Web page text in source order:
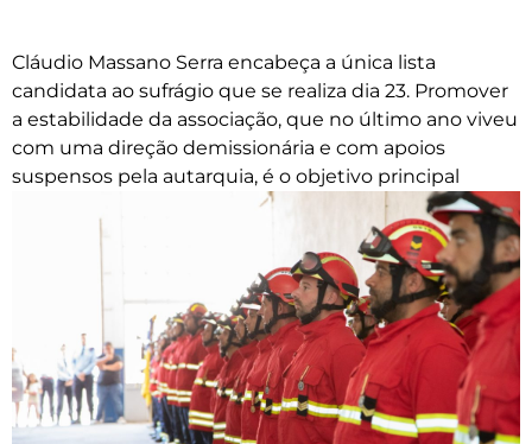
Cláudio Massano Serra encabeça a única lista
candidata ao sufrágio que se realiza dia 23. Promover
a estabilidade da associação, que no último ano viveu
com uma direção demissionária e com apoios
suspensos pela autarquia, é o objetivo principal